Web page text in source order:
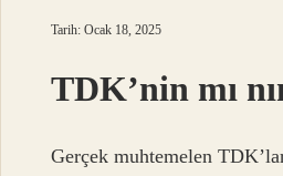
Tarih: Ocak 18, 2025
TDK’nin mı
Gerçek muhtemelen